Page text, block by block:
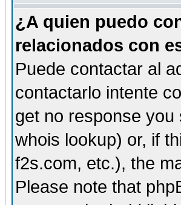
¿A quien puedo
relacionados con
Puede contactar al
contactarlo intente
get no response
whois lookup) or, if
f2s.com, etc.), the
Please note that